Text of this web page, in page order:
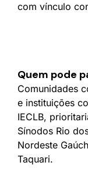
com vínculo
Quem pode
Comunidades
e instituições
IECLB,
Sínodos Rio
Nordeste
Taquari.